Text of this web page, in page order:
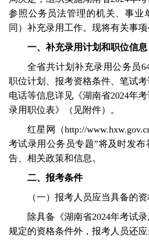
参照公务员法管理的机关、事业
同）补充录用工作。现将有关事项
一、补充录用计划和职位信息
全省共计划补充录用公务员
职位计划、报考资格条件、笔试
电话等信息详见《湖南省2024年
录用职位表》（见附件）。
红星网（http://
考试录用公务员专题”将及时发
告、相关政策和信息。
二、报考条件
（一）报考人员应当具备的
除具备《湖南省2024年考试
规定的资格条件外，报考人员还应